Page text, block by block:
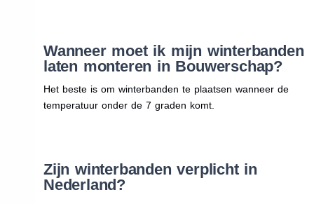
Wanneer moet ik mijn winterbanden
laten monteren in Bouwerschap?
Het beste is om winterbanden te plaatsen wanneer de
temperatuur onder de 7 graden komt.
Zijn winterbanden verplicht in
Nederland?